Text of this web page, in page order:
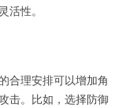
活性。
合理安排可以增加角
击。比如，选择防御